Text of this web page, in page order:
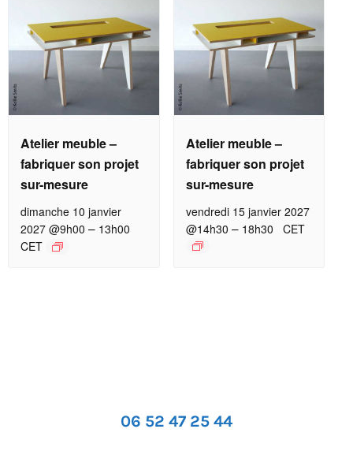
Atelier meuble –
fabriquer son projet
sur-mesure
dimanche 10 janvier
2027 @9h00 – 13h00
CET
Atelier meuble –
fabriquer son projet
sur-mesure
vendredi 15 janvier 2027
@14h30 – 18h30 CET
06 52 47 25 44